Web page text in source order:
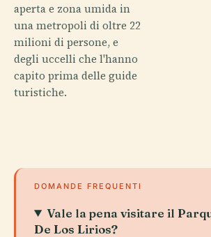
aperta e zona umida in
una metropoli di oltre 22
milioni di persone, e
degli uccelli che l'hanno
capito prima delle guide
turistiche.
DOMANDE FREQUENTI
Vale la pena visitare il
De Los Lirios?